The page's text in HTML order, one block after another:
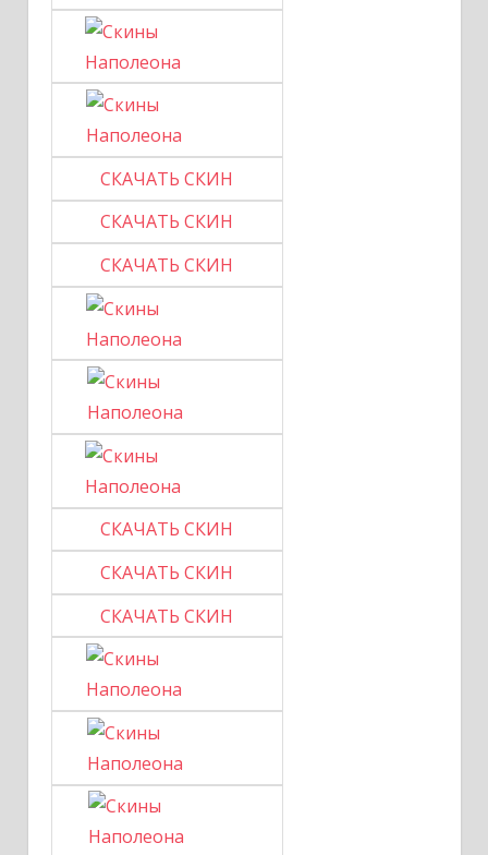
СКАЧАТЬ СКИН
СКАЧАТЬ СКИН
СКАЧАТЬ СКИН
СКАЧАТЬ СКИН
СКАЧАТЬ СКИН
СКАЧАТЬ СКИН